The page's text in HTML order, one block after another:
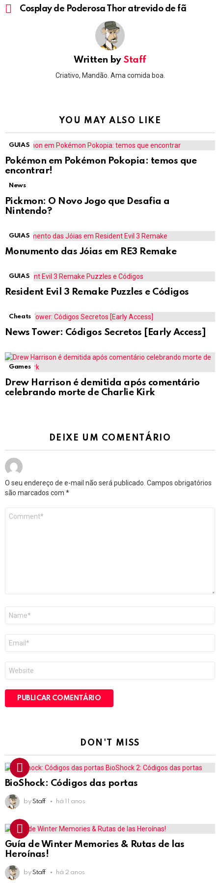
moreCosplay de Poderosa Thor atrevido de fã
Written by Staff
Criativo, Mandão. Ama comida boa.
YOU MAY ALSO LIKE
GUIAS
Pokémon em Pokémon Pokopia: temos que
encontrar!
News
Pickmon: O Novo Jogo que Desafia a
Nintendo?
GUIAS
Monumento das Jóias em RE3 Remake
GUIAS
Resident Evil 3 Remake Puzzles e Códigos
Cheats
News Tower: Códigos Secretos [Early Access]
Games
Drew Harrison é demitida após comentário
celebrando morte de Charlie Kirk
DEIXE UM COMENTÁRIO
O seu endereço de e-mail não será publicado. Campos obrigatórios
são marcados com *
mail
*
DON'T MISS
BioShock: Códigos das portas
by Staff há 11 anos
Guía de Winter Memories & Rutas de las
Heroínas!
by Staff há 2 anos